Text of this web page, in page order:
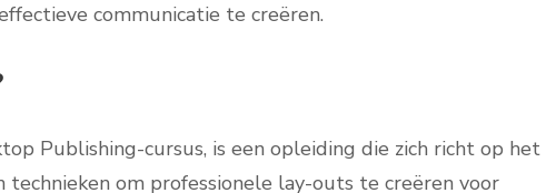
communicatie te creëren.
Publishing-cursus, is een opleiding die zich richt op het
technieken om professionele lay-outs te creëren voor